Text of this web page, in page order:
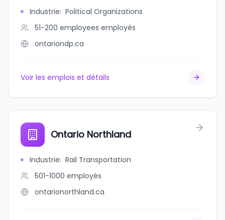
Industrie: Political Organizations
51-200 employees employés
ontariondp.ca
Voir les emplois et détails
Ontario Northland
Industrie: Rail Transportation
501-1000 employés
ontarionorthland.ca